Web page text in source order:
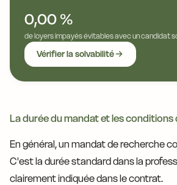
0,00 %
de loyers impayés évitables avec un candidat
Vérifier la solvabilité
La durée du mandat et les
En général, un mandat de recherche
C'est la durée standard dans la
clairement indiquée dans le contrat.